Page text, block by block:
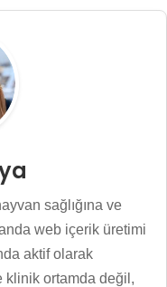
sağlığına ve
web içerik üretimi
aktif olarak
klinik ortamda değil,